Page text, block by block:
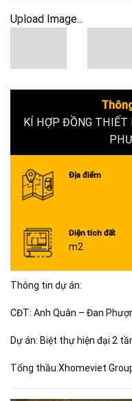
Upload Image...
KÍ HỢP ĐỒNG THIẾT
Địa điểm
Diện tích đất
m2
Thông tin dự án:
CĐT: Anh Quân – Đan
Dự án: Biệt thự hiện đại 2
Tổng thầu:Xhomeviet